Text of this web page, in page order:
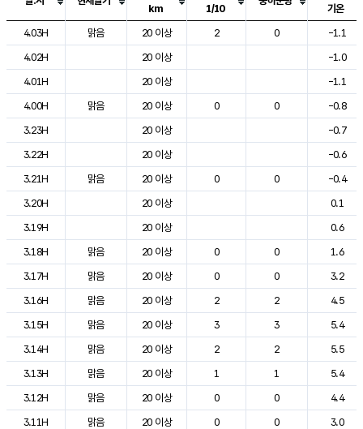
도시별 기상실황표로 지점, 날씨, 기온, 강수, 바람, 기압등을 안내한 표입
km
1/10
기온
4.03H
맑음 20 이상 2 0
-1.1
4.02H
20 이상
-1.0
4.01H
20 이상
-1.1
4.00H
맑음 20 이상 0 0
-0.8
3.23H
20 이상
-0.7
3.22H
20 이상
-0.6
3.21H
맑음 20 이상 0 0
-0.4
3.20H
20 이상
0.1
3.19H
20 이상
0.6
3.18H
맑음 20 이상 0 0
1.6
3.17H
맑음 20 이상 0 0
3.2
3.16H
맑음 20 이상 2 2
4.5
3.15H
맑음 20 이상 3 3
5.4
3.14H
맑음 20 이상 2 2
5.5
3.13H
맑음 20 이상 1 1
5.4
3.12H
맑음 20 이상 0 0
4.4
3.11H
맑음 20 이상 0 0
3.0